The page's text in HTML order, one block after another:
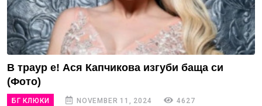
В траур е! Ася Капчикова изгуби баща си
(Фото)
БГ КЛЮКИ NOVEMBER 11, 2024
4627